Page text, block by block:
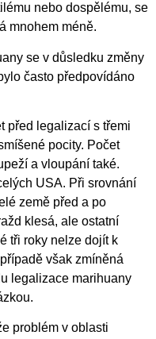
nebo dospělému, se
mnohem méně.
se v důsledku změny
často předpovídáno
před legalizací s třemi
pocity. Počet
a vloupání také.
USA. Při srovnání
země před a po
klesá, ale ostatní
tři roky nelze dojít k
však zmíněná
legalizace marihuany
problém v oblasti